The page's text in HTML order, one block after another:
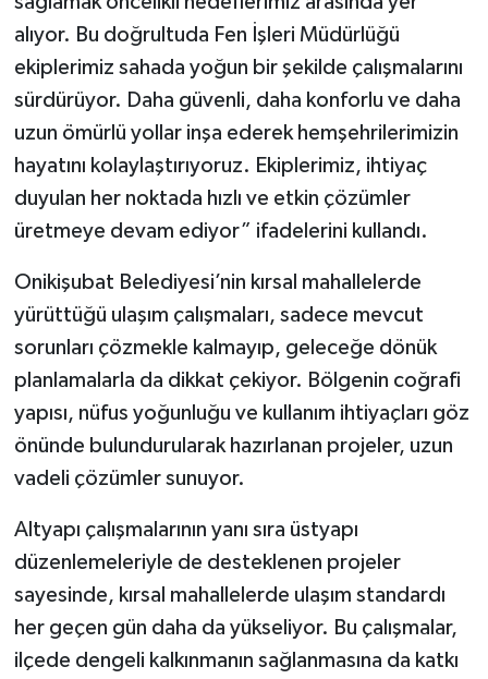
alıyor. Bu doğrultuda Fen İşleri Müdürlüğü
ekiplerimiz sahada yoğun bir şekilde çalışmalarını
sürdürüyor. Daha güvenli, daha konforlu ve daha
uzun ömürlü yollar inşa ederek hemşehrilerimizin
hayatını kolaylaştırıyoruz. Ekiplerimiz, ihtiyaç
duyulan her noktada hızlı ve etkin çözümler
üretmeye devam ediyor” ifadelerini kullandı.
Onikişubat Belediyesi’nin kırsal mahallelerde
yürüttüğü ulaşım çalışmaları, sadece mevcut
sorunları çözmekle kalmayıp, geleceğe dönük
planlamalarla da dikkat çekiyor. Bölgenin coğrafi
yapısı, nüfus yoğunluğu ve kullanım ihtiyaçları göz
önünde bulundurularak hazırlanan projeler, uzun
vadeli çözümler sunuyor.
Altyapı çalışmalarının yanı sıra üstyapı
düzenlemeleriyle de desteklenen projeler
sayesinde, kırsal mahallelerde ulaşım standardı
her geçen gün daha da yükseliyor. Bu çalışmalar,
ilçede dengeli kalkınmanın sağlanmasına da katkı